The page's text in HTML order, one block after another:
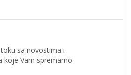
sa novostima i
koje Vam spremamo